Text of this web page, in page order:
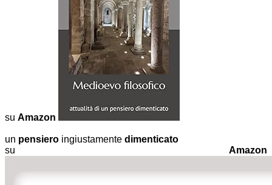
su Amazon
un pensiero ingiustamente dimenticato
su Amazon